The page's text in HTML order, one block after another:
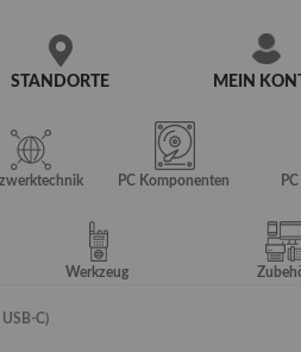
MEIN
STANDORTE
PC Komponenten
Werkzeug
C)